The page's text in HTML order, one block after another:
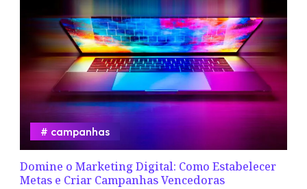
Domine o Marketing Digital: Como Estabelecer
Metas e Criar Campanhas Vencedoras
campanhas